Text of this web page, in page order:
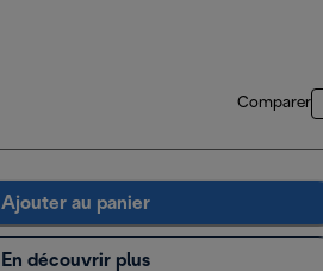
Comparer
Ajouter au panier
En découvrir plus